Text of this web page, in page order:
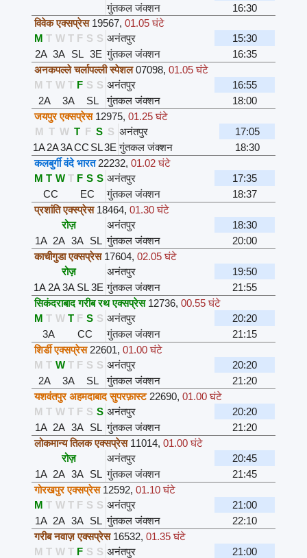
गुंतकल जंक्शन
16:30
विवेक एक्सप्रेस 19567,01.05 घंटे
M T W T F S S अनंतपुर
15:30
2A 3A SL 3E गुंतकल जंक्शन
16:35
अनकपल्ले चर्लापल्ली स्पेशल 07098,01.05 घंटे
M T W T F S S अनंतपुर
16:55
2A
3A SL गुंतकल जंक्शन
18:00
जयपुर एक्सप्रेस 12975,01.25 घंटे
M T W T F S S अनंतपुर
17:05
1A2A3ACC SL3E गुंतकल जंक्शन
18:30
कलबुर्गी वंदे भारत22232,01.02 घंटे
M T W T F S S अनंतपुर
17:35
CC
EC गुंतकल जंक्शन
18:37
प्रशांति एक्स्प्रेस 18464,01.30 घंटे
रोज़
अनंतपुर
18:30
1A 2A 3A SL गुंतकल जंक्शन
20:00
काचीगुडा एक्सप्रेस 17604,02.05 घंटे
रोज़
अनंतपुर
19:50
1A 2A 3A SL 3E गुंतकल जंक्शन
21:55
सिकंदराबाद गरीब रथ एक्सप्रेस 12736,00.55 घंटे
M T W T F S S अनंतपुर
20:20
3A
CC गुंतकल जंक्शन
21:15
शिर्डी एक्सप्रेस 22601,01.00 घंटे
M T W T F S S अनंतपुर
20:20
2A
3A SL गुंतकल जंक्शन
21:20
यशवंतपुर अहमदाबाद सुपरफ़ास्ट 22690,01.00 घंटे
M T W T F S S अनंतपुर
20:20
1A 2A 3A SL गुंतकल जंक्शन
21:20
लोकमान्य तिलक एक्सप्रेस 11014,01.00 घंटे
रोज़
अनंतपुर
20:45
1A 2A 3A SL गुंतकल जंक्शन
21:45
गोरखपुर एक्सप्रेस 12592,01.10 घंटे
M T W T F S S अनंतपुर
21:00
1A 2A 3A SL गुंतकल जंक्शन
22:10
गरीब नवाज़ एक्सप्रेस 16532,01.35 घंटे
M T W T F S S अनंतपुर 21:00